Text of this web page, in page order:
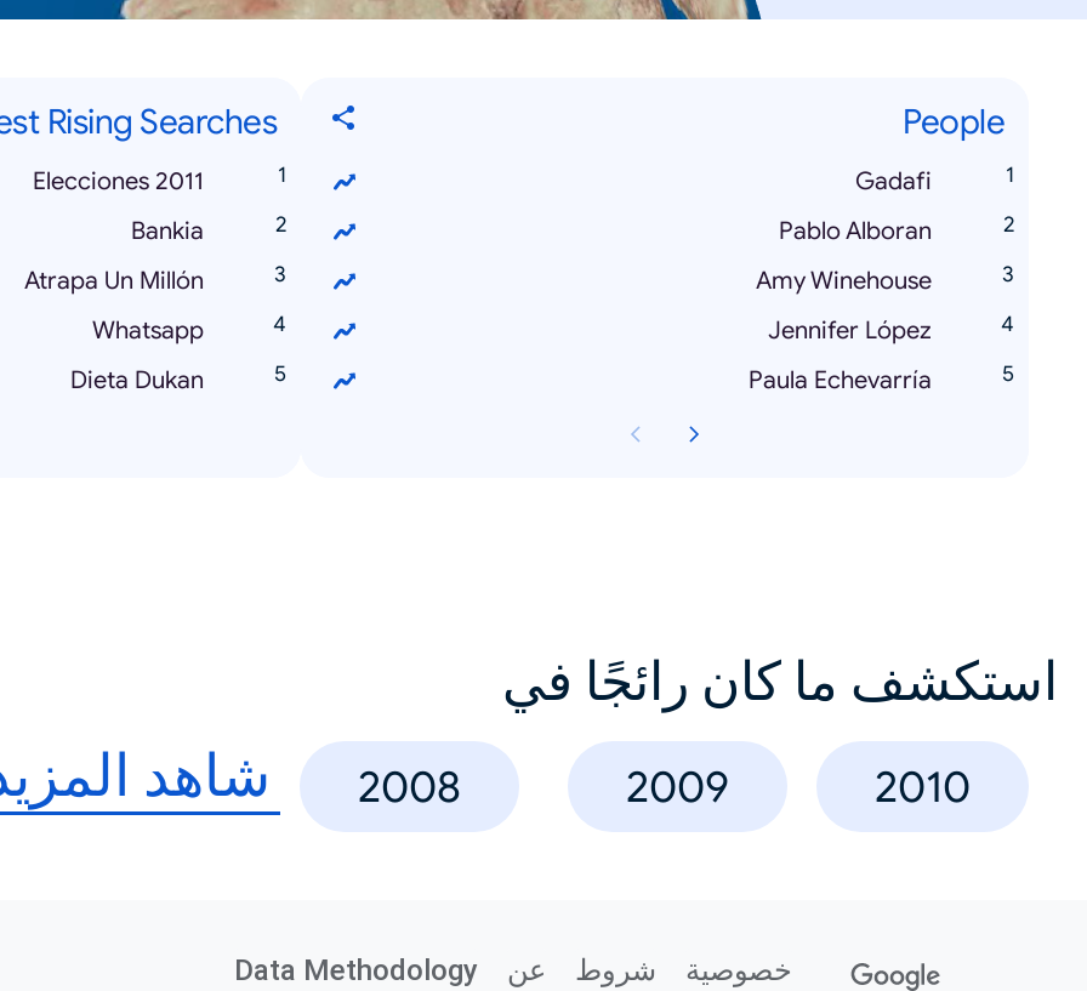
People
Gadafi
Pablo Alboran
Amy Winehouse
Jennifer López
Paula Echevarría
Rising Searches
Elecciones 2011
Bankia
Atrapa Un Millón
Whatsapp
Dieta Dukan
استكشف ما كان رائجًا في
2010
2009
2008 شاهد
خصوصية شروط عن Data Methodology